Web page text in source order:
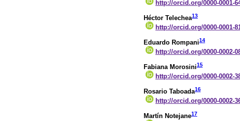
http://orcid.org/0000-0001-
Héctor Telechea13
http://orcid.org/0000-0001-
Eduardo Rompani14
http://orcid.org/0000-0002-
Fabiana Morosini15
http://orcid.org/0000-0002-
Rosario Taboada16
http://orcid.org/0000-0002-
Martín Notejane17